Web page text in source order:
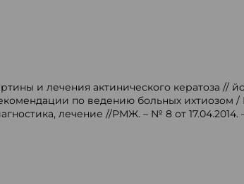
и лечения актинического кератоза //
по ведению больных ихтиозом
лечение //РМЖ. – № 8 от 17.04.2014.